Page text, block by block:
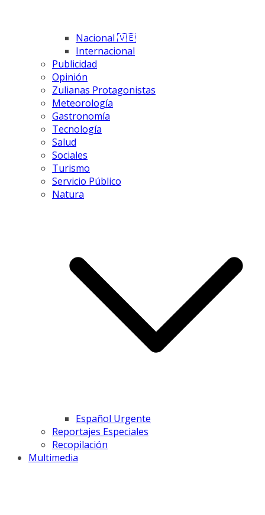
Nacional 🇻🇪
Internacional
Publicidad
Opinión
Zulianas Protagonistas
Meteorología
Gastronomía
Tecnología
Salud
Sociales
Turismo
Servicio Público
Natura
Español Urgente
Reportajes Especiales
Recopilación
Multimedia